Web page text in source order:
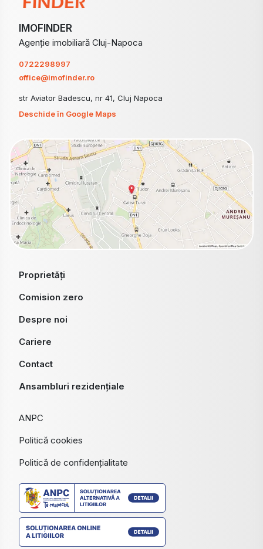
IMOFINDER
Agenție imobiliară Cluj-Napoca
0722298997
office@imofinder.ro
str Aviator Badescu, nr 41, Cluj Napoca
Deschide în Google Maps
Proprietăți
Comision zero
Despre noi
Cariere
Contact
Ansambluri rezidențiale
ANPC
Politică cookies
Politică de confidențialitate